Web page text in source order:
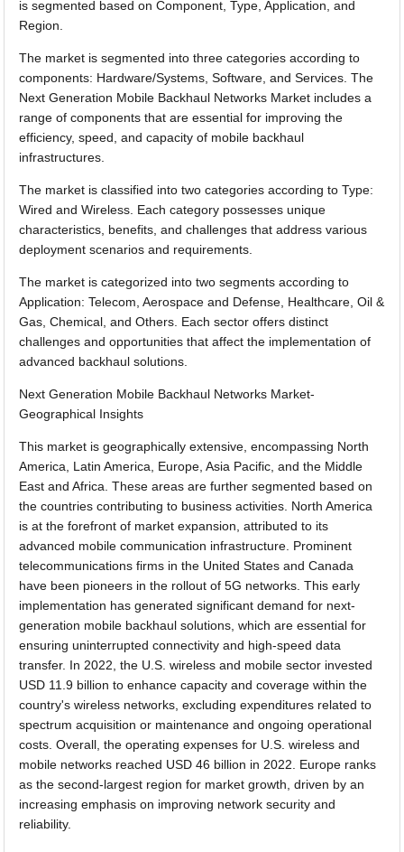
is segmented based on Component, Type, Application, and
Region.
The market is segmented into three categories according to
components: Hardware/Systems, Software, and Services. The
Next Generation Mobile Backhaul Networks Market includes a
range of components that are essential for improving the
efficiency, speed, and capacity of mobile backhaul
infrastructures.
The market is classified into two categories according to Type:
Wired and Wireless. Each category possesses unique
characteristics, benefits, and challenges that address various
deployment scenarios and requirements.
The market is categorized into two segments according to
Application: Telecom, Aerospace and Defense, Healthcare, Oil &
Gas, Chemical, and Others. Each sector offers distinct
challenges and opportunities that affect the implementation of
advanced backhaul solutions.
Next Generation Mobile Backhaul Networks Market-
Geographical Insights
This market is geographically extensive, encompassing North
America, Latin America, Europe, Asia Pacific, and the Middle
East and Africa. These areas are further segmented based on
the countries contributing to business activities. North America
is at the forefront of market expansion, attributed to its
advanced mobile communication infrastructure. Prominent
telecommunications firms in the United States and Canada
have been pioneers in the rollout of 5G networks. This early
implementation has generated significant demand for next-
generation mobile backhaul solutions, which are essential for
ensuring uninterrupted connectivity and high-speed data
transfer. In 2022, the U.S. wireless and mobile sector invested
USD 11.9 billion to enhance capacity and coverage within the
country's wireless networks, excluding expenditures related to
spectrum acquisition or maintenance and ongoing operational
costs. Overall, the operating expenses for U.S. wireless and
mobile networks reached USD 46 billion in 2022. Europe ranks
as the second-largest region for market growth, driven by an
increasing emphasis on improving network security and
reliability.